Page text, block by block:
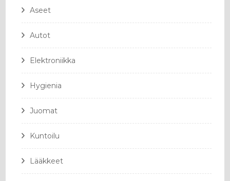
Aseet
Autot
Elektroniikka
Hygienia
Juomat
Kuntoilu
Lääkkeet